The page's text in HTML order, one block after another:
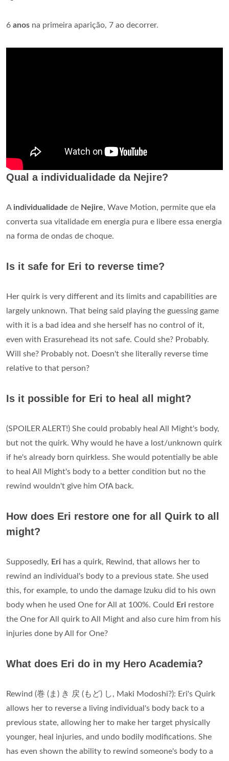
6 anos na primeira aparição, 7 ao decorrer.
Qual a individualidade da Nejire?
A individualidade de Nejire, Wave Motion, permite que ela
converta sua vitalidade em energia pura e libere essa energia
na forma de ondas de choque.
Is it safe for Eri to reverse time?
Her quirk is very different and its limits and capabilities are
largely unknown. That being said playing the guessing game
with it is a bad idea and she herself has no control of it,
even with Erasurehead its not safe. Could she? Probably.
Will she? Probably not. Doesn't she literally reverse time
relative to that person?
Is it possible for Eri to heal all might?
(SPOILER ALERT!) She could probably heal All Might's body,
but not the quirk. Why would he have a lost/unknown quirk
if he's already born quirkless. She would potentially be able
to heal All Might's body to a better condition but no the
rewind wouldn't give him OfA back.
How does Eri restore one for all Quirk to all
might?
Supposedly, Eri has a quirk, Rewind, that allows her to
rewind an individual's body to a previous state. She used
this, for example, to undo the damage Izuku did to his own
body when he used One for All at 100%. Could Eri restore
the One for All quirk to All Might and also cure him from his
injuries done by All for One?
What does Eri do in my Hero Academia?
Rewind (巻 (ま) き 戻 (もど) し, Maki Modoshi?): Eri's Quirk
allows her to reverse a living individual's body back to a
previous state, allowing her to make her target physically
younger, heal injuries, and undo bodily modifications. She
has even shown the ability to rewind someone's body to a